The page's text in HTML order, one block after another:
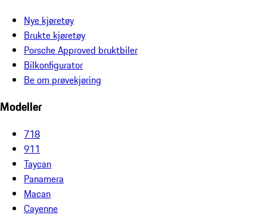
Nye kjøretøy
Brukte kjøretøy
Porsche Approved bruktbiler
Bilkonfigurator
Be om prøvekjøring
Modeller
718
911
Taycan
Panamera
Macan
Cayenne